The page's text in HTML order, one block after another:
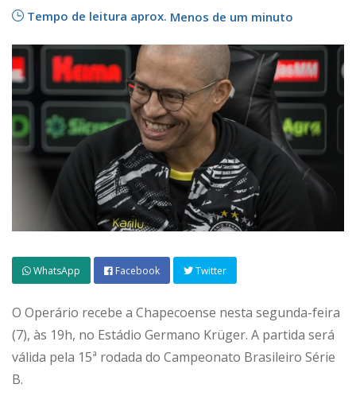
Tempo de leitura aprox. Menos de um minuto
WhatsApp Facebook Twitter
O Operário recebe a Chapecoense nesta segunda-feira
(7), às 19h, no Estádio Germano Krüger. A partida será
válida pela 15ª rodada do Campeonato Brasileiro Série
B.